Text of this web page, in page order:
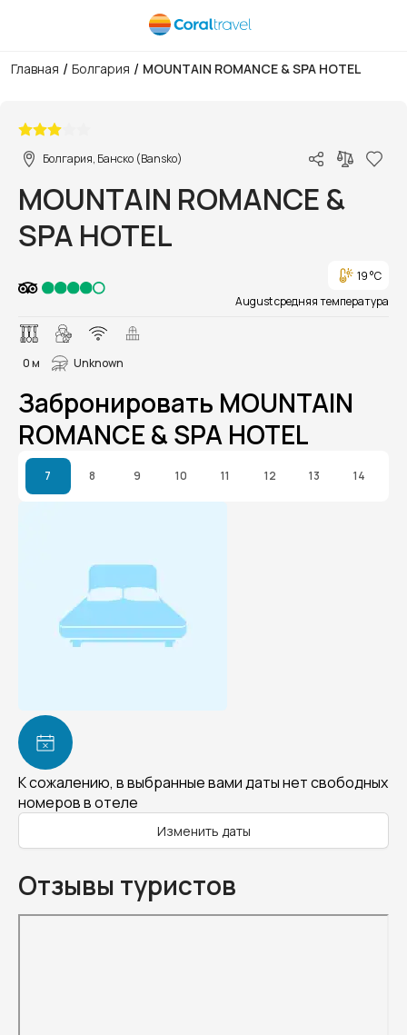
Главная / Болгария / MOUNTAIN ROMANCE & SPA HOTEL
Болгария, Банско (Bansko)
MOUNTAIN ROMANCE &
SPA HOTEL
19 °C
August средняя температура
0 м Unknown
Забронировать MOUNTAIN
ROMANCE & SPA HOTEL
7 8 9 10 11 12 13 14
К сожалению, в выбранные вами даты нет свободных
номеров в отеле
Изменить даты
Отзывы туристов